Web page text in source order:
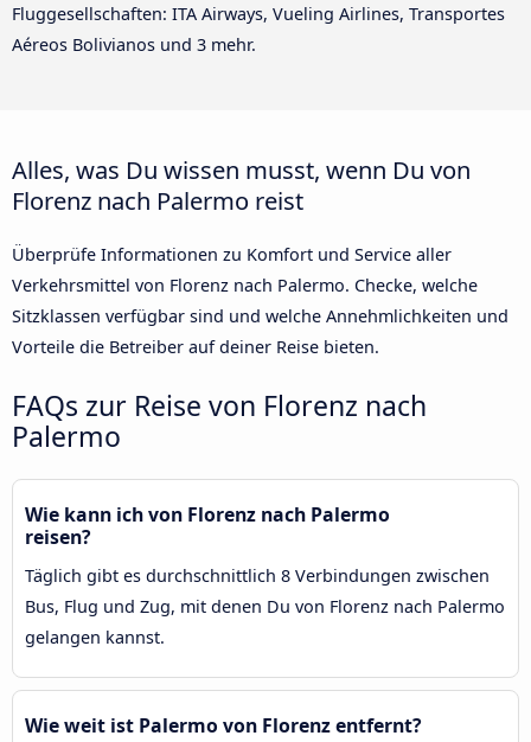
Fluggesellschaften: ITA Airways, Vueling Airlines, Transportes
Aéreos Bolivianos und 3 mehr.
Alles, was Du wissen musst, wenn Du von
Florenz nach Palermo reist
Überprüfe Informationen zu Komfort und Service aller
Verkehrsmittel von Florenz nach Palermo. Checke, welche
Sitzklassen verfügbar sind und welche Annehmlichkeiten und
Vorteile die Betreiber auf deiner Reise bieten.
FAQs zur Reise von Florenz nach
Palermo
Wie kann ich von Florenz nach Palermo
reisen?
Täglich gibt es durchschnittlich 8 Verbindungen zwischen
Bus, Flug und Zug, mit denen Du von Florenz nach Palermo
gelangen kannst.
Wie weit ist Palermo von Florenz entfernt?